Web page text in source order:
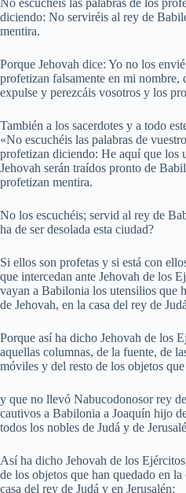
No escuchéis las palabras de los
diciendo: No serviréis al rey de
mentira.
Porque Jehovah dice: Yo no los
profetizan falsamente en mi nombre,
expulse y perezcáis vosotros y los
También a los sacerdotes y a todo
«No escuchéis las palabras de
profetizan diciendo: He aquí que los
Jehovah serán traídos pronto de
profetizan mentira.
No los escuchéis; servid al rey de
ha de ser desolada esta ciudad?
Si ellos son profetas y si está con
que intercedan ante Jehovah de los
vayan a Babilonia los utensilios que
de Jehovah, en la casa del rey de
Porque así ha dicho Jehovah de los
aquellas columnas, de la fuente, de
móviles y del resto de los objetos
y que no llevó Nabucodonosor rey
cautivos a Babilonia a Joaquín hijo
todos los nobles de Judá y de
Así ha dicho Jehovah de los
de los objetos que han quedado en
casa del rey de Judá y en Jerusalén: